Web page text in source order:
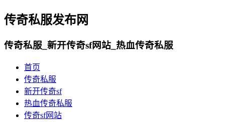
传奇私服发布网
传奇私服_新开传奇sf网站_热血传奇私服
首页
传奇私服
新开传奇sf
热血传奇私服
传奇sf网站